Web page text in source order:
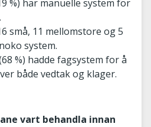
%) har manuelle system for
små, 11 mellomstore og 5
system.
%) hadde fagsystem for å
både vedtak og klager.
vart behandla innan